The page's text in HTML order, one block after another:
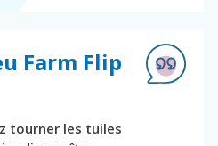
Farm Flip
tourner les tuiles